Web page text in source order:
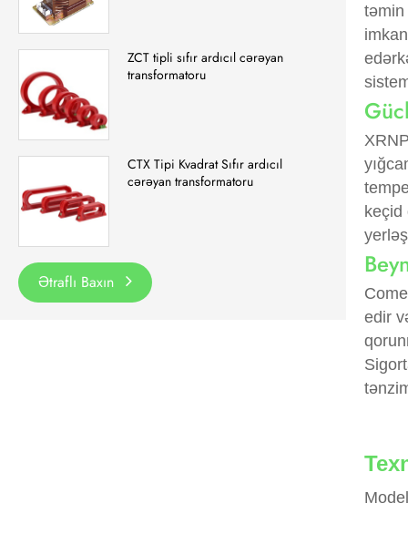
ZCT tipli sıfır ardıcıl cərəyan
transformatoru
CTX Tipi Kvadrat Sıfır ardıcıl
cərəyan transformatoru
Ətraflı Baxın
təmin
keçid
edir